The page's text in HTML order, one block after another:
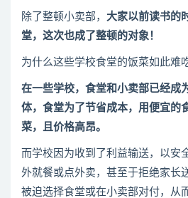
除了整顿小卖部， 大家以前读书的
堂，这次也成了整顿的对象！
为什么这些学校食堂的饭菜如此难
在一些学校，食堂和小卖部已经成
体，食堂为了节省成本，用便宜的
菜，且价格高昂。
而学校因为收到了利益输送，以安
外就餐或点外卖，甚至于拒绝家长
被迫选择食堂或在小卖部对付，从